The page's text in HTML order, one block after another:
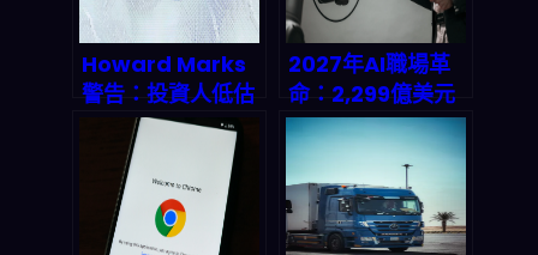
Howard Marks
警告：投資人低估
AI威力，不跟進就
等著被洗出場
2027年AI職場革
命：2,299億美元
背後的真相，你的
工作還剩多少價
值？